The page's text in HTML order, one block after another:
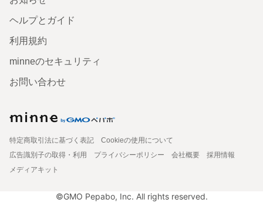
ヘルプとガイド
利用規約
minneのセキュリティ
お問い合わせ
特定商取引法に基づく表記
Cookieの使用について
広告識別子の取得・利用
プライバシーポリシー 会社概要
採用情報
メディアキット
©GMO Pepabo, Inc. All rights reserved.